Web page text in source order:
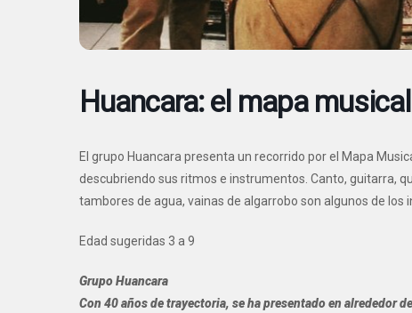
Huancara: el mapa musical
El grupo Huancara presenta un recorrido por el Mapa
descubriendo sus ritmos e instrumentos. Canto, guitarra,
tambores de agua, vainas de algarrobo son algunos de
Edad sugeridas 3 a 9
Grupo Huancara
Con 40 años de trayectoria, se ha presentado en alrededor